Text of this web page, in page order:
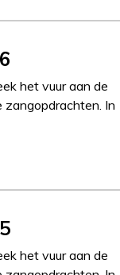
het vuur aan de
zangopdrachten. In
het vuur aan de